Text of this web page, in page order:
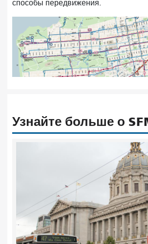
способы передвижения.
Узнайте больше о